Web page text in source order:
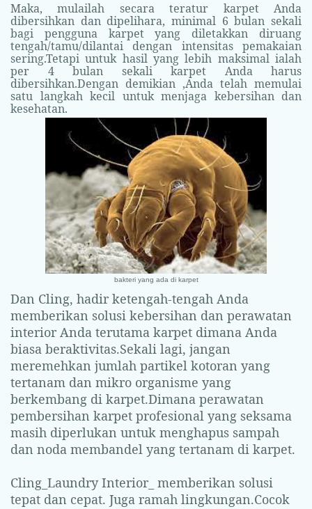
Maka, mulailah secara teratur karpet Anda
dibersihkan dan dipelihara, minimal 6 bulan sekali
bagi pengguna karpet yang diletakkan diruang
tengah/tamu/dilantai dengan intensitas pemakaian
sering.Tetapi untuk hasil yang lebih maksimal ialah
per 4 bulan sekali karpet Anda harus
dibersihkan.Dengan demikian ,Anda telah memulai
satu langkah kecil untuk menjaga kebersihan dan
kesehatan.
bakteri yang ada di karpet
Dan Cling, hadir ketengah-tengah Anda
memberikan solusi kebersihan dan perawatan
interior Anda terutama karpet dimana Anda
biasa beraktivitas.Sekali lagi, jangan
meremehkan jumlah partikel kotoran yang
tertanam dan mikro organisme yang
berkembang di karpet.Dimana perawatan
pembersihan karpet profesional yang seksama
masih diperlukan untuk menghapus sampah
dan noda membandel yang tertanam di karpet.
Cling_Laundry Interior_ memberikan solusi
tepat dan cepat. Juga ramah lingkungan.Cocok